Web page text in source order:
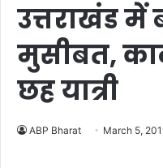
उत्तराखंड में
मुसीबत,
छह यात्री
ABP Bharat March 5,